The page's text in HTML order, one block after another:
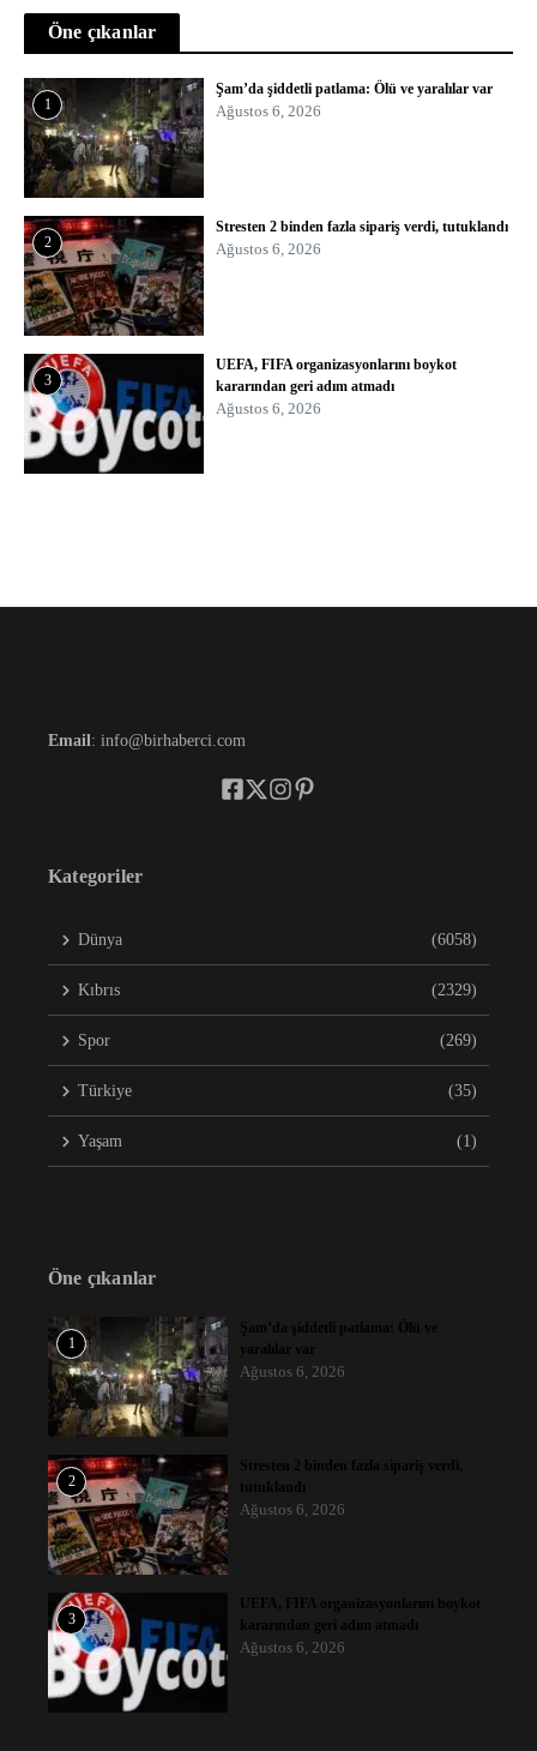
Öne çıkanlar
1
Şam’da şiddetli patlama: Ölü ve yaralılar var
Ağustos 6, 2026
2
Stresten 2 binden fazla sipariş verdi, tutuklandı
Ağustos 6, 2026
3
UEFA, FIFA organizasyonlarını boykot
kararından geri adım atmadı
Ağustos 6, 2026
Email: info@birhaberci.com
Kategoriler
Dünya (6058)
Kıbrıs (2329)
Spor (269)
Türkiye (35)
Yaşam (1)
Öne çıkanlar
1
Şam’da şiddetli patlama: Ölü ve
yaralılar var
Ağustos 6, 2026
2
Stresten 2 binden fazla sipariş verdi,
tutuklandı
Ağustos 6, 2026
3
UEFA, FIFA organizasyonlarını boykot
kararından geri adım atmadı
Ağustos 6, 2026